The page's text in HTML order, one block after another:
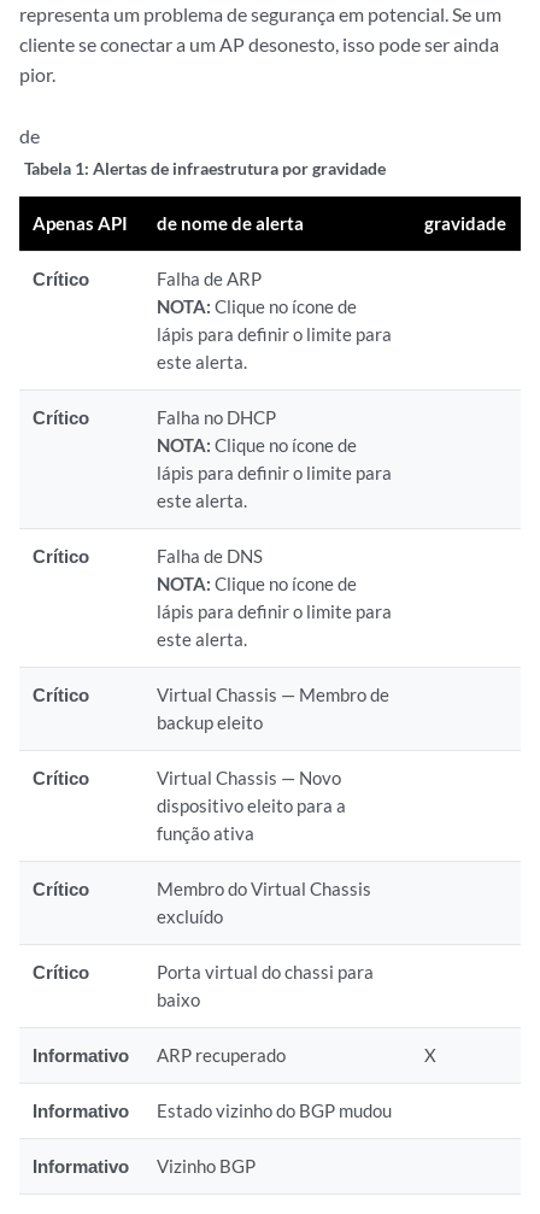
representa um problema de segurança em potencial. Se um
cliente se conectar a um AP desonesto, isso pode ser ainda
pior.
de
Tabela 1: Alertas de infraestrutura por gravidade
Apenas API de nome de alerta gravidade
Crítico
Falha de ARP
NOTA: Clique no ícone de
lápis para definir o limite para
este alerta.
Crítico
Falha no DHCP
NOTA: Clique no ícone de
lápis para definir o limite para
este alerta.
Crítico
Falha de DNS
NOTA: Clique no ícone de
lápis para definir o limite para
este alerta.
Crítico
Virtual Chassis — Membro de
backup eleito
Crítico
Virtual Chassis — Novo
dispositivo eleito para a
função ativa
Crítico
Membro do Virtual Chassis
excluído
Crítico
Porta virtual do chassi para
baixo
Informativo ARP recuperado X
Informativo Estado vizinho do BGP mudou
Informativo Vizinho BGP